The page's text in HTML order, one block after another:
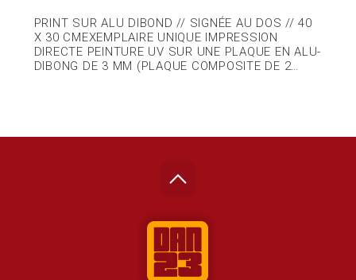
PRINT SUR ALU DIBOND // SIGNÉE AU DOS // 40
X 30 CMEXEMPLAIRE UNIQUE IMPRESSION
DIRECTE PEINTURE UV SUR UNE PLAQUE EN ALU-
DIBONG DE 3 MM (PLAQUE COMPOSITE DE 2…